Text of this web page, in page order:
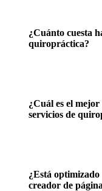
¿Cuánto cuesta
quiropráctica?
¿Cuál es el
servicios de
¿Está
creador de